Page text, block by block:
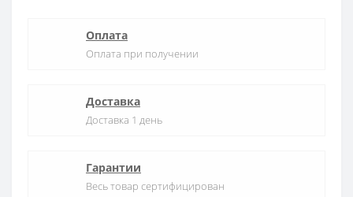
Оплата
Оплата при получении
Доставка
Доставка 1 день
Гарантии
Весь товар сертифицирован